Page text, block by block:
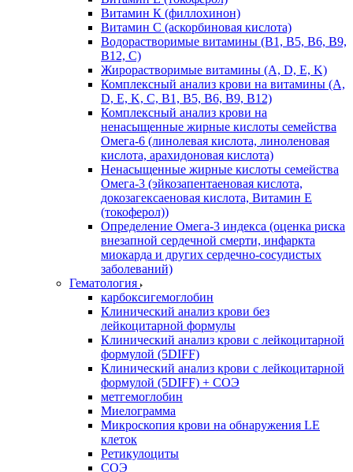
Витамин К (филлохинон)
Витамин С (аскорбиновая кислота)
Водорастворимые витамины (B1, B5, B6, В9,
В12, С)
Жирорастворимые витамины (A, D, E, K)
Комплексный анализ крови на витамины (A,
D, E, K, C, B1, B5, B6, В9, B12)
Комплексный анализ крови на
ненасыщенные жирные кислоты семейства
Омега-6 (линолевая кислота, линоленовая
кислота, арахидоновая кислота)
Ненасыщенные жирные кислоты семейства
Омега-3 (эйкозапентаеновая кислота,
докозагексаеновая кислота, Витамин E
(токоферол))
Определение Омега-3 индекса (оценка риска
внезапной сердечной смерти, инфаркта
миокарда и других сердечно-сосудистых
заболеваний)
Гематология
карбоксигемоглобин
Клинический анализ крови без
лейкоцитарной формулы
Клинический анализ крови с лейкоцитарной
формулой (5DIFF)
Клинический анализ крови с лейкоцитарной
формулой (5DIFF) + СОЭ
метгемоглобин
Миелограмма
Микроскопия крови на обнаружения LE
клеток
Ретикулоциты
СОЭ